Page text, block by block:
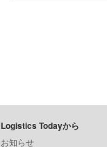
Logistics Todayから
お知らせ